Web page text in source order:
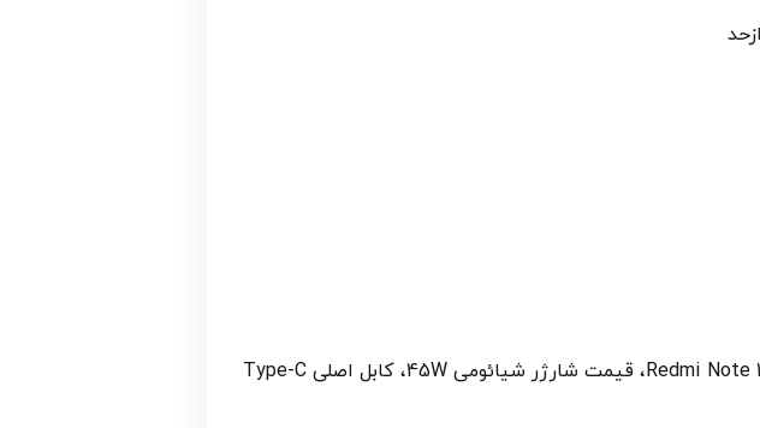
شارژر 45 وات شیائومی، خرید شارژر اصلی شیائومی، شارژر اورجینال Redmi Note 14 Pro، قیمت شارژر شیائومی 45W، کابل اصلی Type-C